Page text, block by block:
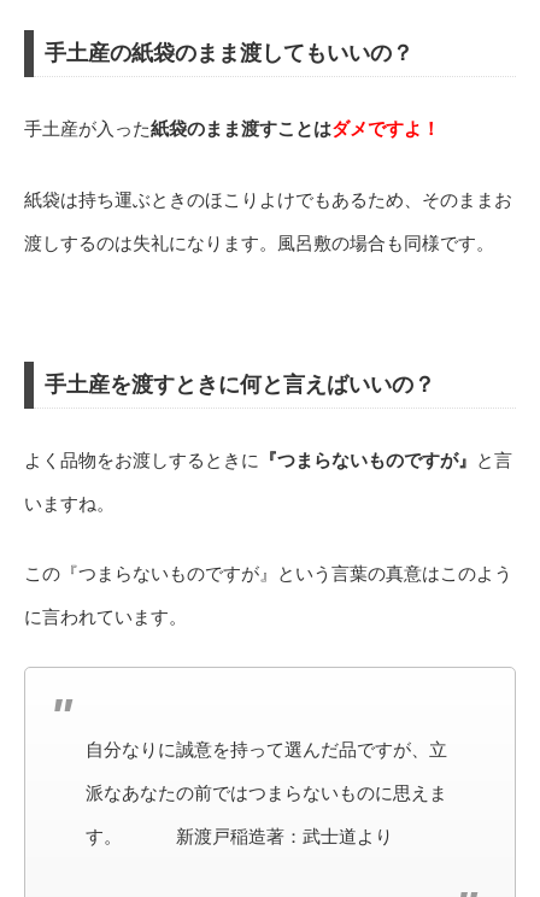
手土産の紙袋のまま渡してもいいの？
手土産が入った紙袋のまま渡すことはダメですよ！
紙袋は持ち運ぶときのほこりよけでもあるため、そのままお
渡しするのは失礼になります。風呂敷の場合も同様です。
手土産を渡すときに何と言えばいいの？
よく品物をお渡しするときに 『つまらないものですが』 と言
いますね。
この『つまらないものですが』という言葉の真意はこのよう
に言われています。
自分なりに誠意を持って選んだ品ですが、立
派なあなたの前ではつまらないものに思えま
す。 新渡戸稲造著：武士道より